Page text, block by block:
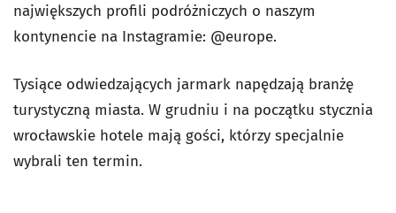
największych profili podróżniczych o naszym
kontynencie na Instagramie: @europe.
Tysiące odwiedzających jarmark napędzają branżę
turystyczną miasta. W grudniu i na początku stycznia
wrocławskie hotele mają gości, którzy specjalnie
wybrali ten termin.